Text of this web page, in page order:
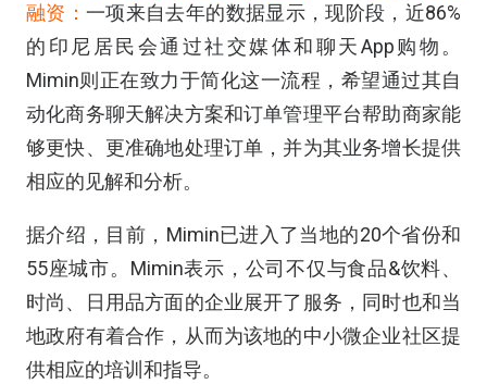
融资：一项来自去年的数据显示，现阶段，近86%
的印尼居民会通过社交媒体和聊天App购物。
Mimin则正在致力于简化这一流程，希望通过其自
动化商务聊天解决方案和订单管理平台帮助商家能
够更快、更准确地处理订单，并为其业务增长提供
相应的见解和分析。
据介绍，目前，Mimin已进入了当地的20个省份和
55座城市。Mimin表示，公司不仅与食品&饮料、
时尚、日用品方面的企业展开了服务，同时也和当
地政府有着合作，从而为该地的中小微企业社区提
供相应的培训和指导。